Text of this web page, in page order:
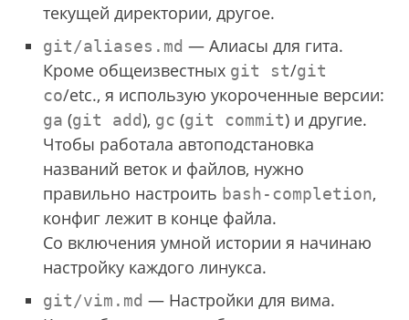
текущей директории, другое.
git/aliases.md — Алиасы для гита.
Кроме общеизвестных git st/git
co/etc., я использую укороченные версии:
ga (git add), gc (git commit) и другие.
Чтобы работала автоподстановка
названий веток и файлов, нужно
правильно настроить bash-completion,
конфиг лежит в конце файла.
Со включения умной истории я начинаю
настройку каждого линукса.
git/vim.md — Настройки для вима.